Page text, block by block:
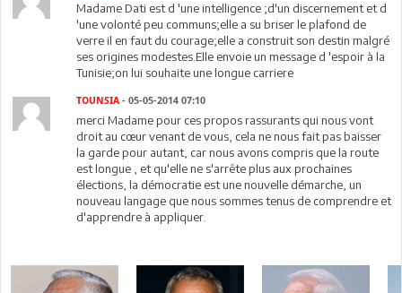
Madame Dati est d 'une intelligence ;d'un discernement et d
'une volonté peu communs;elle a su briser le plafond de
verre il en faut du courage;elle a construit son destin malgré
ses origines modestes.Elle envoie un message d 'espoir à la
Tunisie;on lui souhaite une longue carriere
TOUNSIA - 05-05-2014 07:10
merci Madame pour ces propos rassurants qui nous vont
droit au cœur venant de vous, cela ne nous fait pas baisser
la garde pour autant, car nous avons compris que la route
est longue , et qu'elle ne s'arrête plus aux prochaines
élections, la démocratie est une nouvelle démarche, un
nouveau langage que nous sommes tenus de comprendre et
d'apprendre à appliquer.